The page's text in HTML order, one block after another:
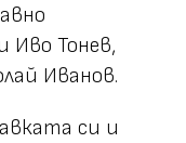
Тонев,
Иванов.
си и